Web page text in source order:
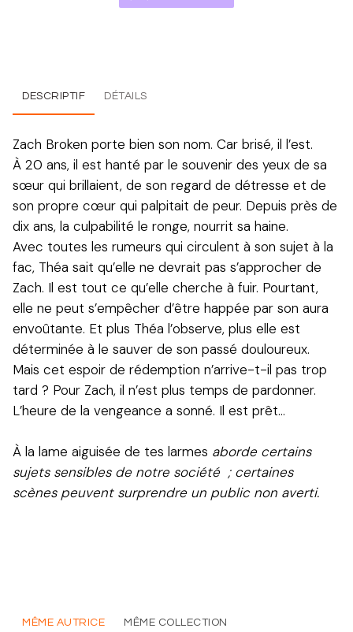
DESCRIPTIF DÉTAILS
Zach Broken porte bien son nom. Car brisé, il l’est.
À 20 ans, il est hanté par le souvenir des yeux de sa
sœur qui brillaient, de son regard de détresse et de
son propre cœur qui palpitait de peur. Depuis près de
dix ans, la culpabilité le ronge, nourrit sa haine.
Avec toutes les rumeurs qui circulent à son sujet à la
fac, Théa sait qu’elle ne devrait pas s’approcher de
Zach. Il est tout ce qu’elle cherche à fuir. Pourtant,
elle ne peut s’empêcher d’être happée par son aura
envoûtante. Et plus Théa l’observe, plus elle est
déterminée à le sauver de son passé douloureux.
Mais cet espoir de rédemption n’arrive-t-il pas trop
tard ? Pour Zach, il n’est plus temps de pardonner.
L’heure de la vengeance a sonné. Il est prêt…
À la lame aiguisée de tes larmes aborde certains
sujets sensibles de notre société ; certaines
scènes peuvent surprendre un public non averti.
MÊME AUTRICE MÊME COLLECTION